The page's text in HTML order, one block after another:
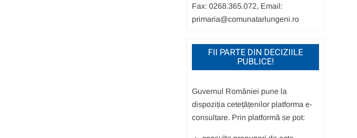
Fax: 0268.365.072, Email:
primaria@comunatarlungeni.ro
FII PARTE DIN DECIZIILE
PUBLICE!
Guvernul României pune la
dispoziția cetețățenilor platforma e-
consultare. Prin platformă se pot: